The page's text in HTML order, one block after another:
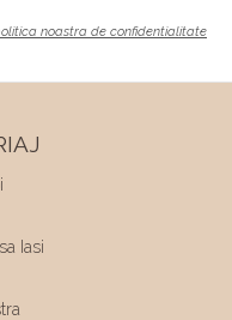
noastra de confidentialitate
Iasi